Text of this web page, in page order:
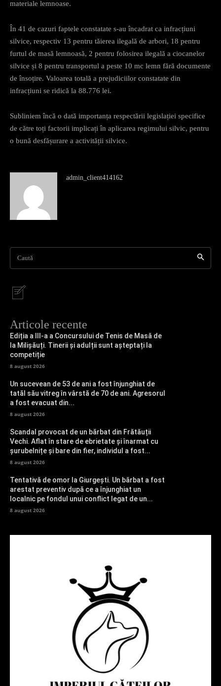
materiale lemnoase.
În 41 de cazuri faptele constatate s-au încadrat ca infracțiuni
silvice, respectiv 13 pentru tăierea ilegală de arbori, 18 pentru
furtul de masă lemnoasă, 2 pentru folosirea ilegală a ciocanelor
silvice și 8 pentru transportul a peste 10 mc lemn fără documente
de însoțire. Valoarea totală a prejudiciilor constatate din
infracțiuni se ridică la 88.776 lei.
Subliniem încă o dată importanța respectării legislației specifice
de către toți factorii implicați în aplicarea regimului silvic, pentru
o bună desfășurare a activității silvice.
admin_client414162
Caută
Articole recente
Ediția a III-a a Concursului de Tenis de Masă de
la Milișăuți. Tinerii și adulții sunt așteptați la
competiție
8 august 2026
Un sucevean de 53 de ani a fost înjunghiat de
tatăl său vitreg în vârstă de 70 de ani. Agresorul
a fost evacuat din...
8 august 2026
Scandal provocat de un bărbat din Frătăuții
Vechi. Aflat în stare de ebrietate și înarmat cu
șurubelnițe și bare din fier, individul a fost...
8 august 2026
Tentativă de omor la Giurgești. Un bărbat a fost
arestat preventiv după ce a înjunghiat un
localnic pe fondul unui conflict legat de un...
8 august 2026